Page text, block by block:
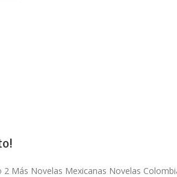
Más Novelas Mexicanas Novelas